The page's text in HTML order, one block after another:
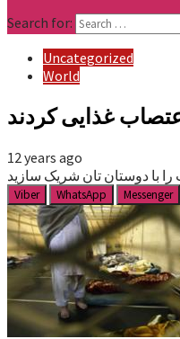
Search for:
Uncategorized
World
غذایی کردند
12 years ago
با دوستان تان شریک سازید
Viber WhatsApp Messenger